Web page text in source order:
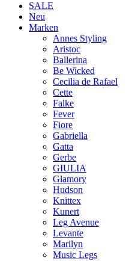
SALE
Neu
Marken
Annes Styling
Aristoc
Ballerina
Be Wicked
Cecilia de Rafael
Cette
Falke
Fever
Fiore
Gabriella
Gatta
Gerbe
GIULIA
Glamory
Hudson
Knittex
Kunert
Leg Avenue
Levante
Marilyn
Music Legs